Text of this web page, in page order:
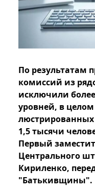
По результатам
комиссий из
исключили
уровней, в
1,5 тысячи
Первый
Центрального
Кириленко,
"Батькивщины".